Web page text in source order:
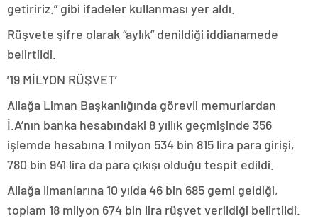
getiririz.” gibi ifadeler kullanması yer aldı.
Rüşvete şifre olarak “aylık” denildiği iddianamede
belirtildi.
’19 MİLYON RÜŞVET’
Aliağa Liman Başkanlığında görevli memurlardan
İ.A’nın banka hesabındaki 8 yıllık geçmişinde 356
işlemde hesabına 1 milyon 534 bin 815 lira para girişi,
780 bin 941 lira da para çıkışı olduğu tespit edildi.
Aliağa limanlarına 10 yılda 46 bin 685 gemi geldiği,
toplam 18 milyon 674 bin lira rüşvet verildiği belirtildi.